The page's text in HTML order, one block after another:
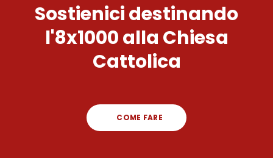
Sostienici destinando
l'8x1000 alla Chiesa
Cattolica
COME FARE